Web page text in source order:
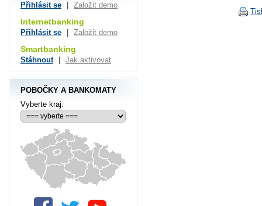
Přihlásit se Založit demo
Internetbanking
Přihlásit se Založit demo
Smartbanking
Stáhnout Jak aktivovat
POBOČKY A BANKOMATY
Vyberte kraj: